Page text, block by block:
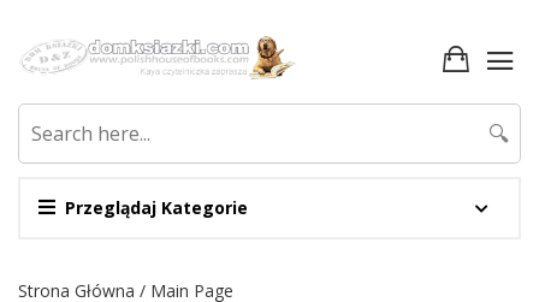
Przeglądaj Kategorie
🔍
Strona Główna / Main Page